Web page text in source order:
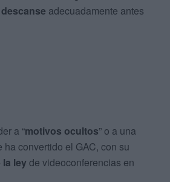
adecuadamente antes
a “motivos ocultos” o a una
ha convertido el GAC, con su
ley de videoconferencias en